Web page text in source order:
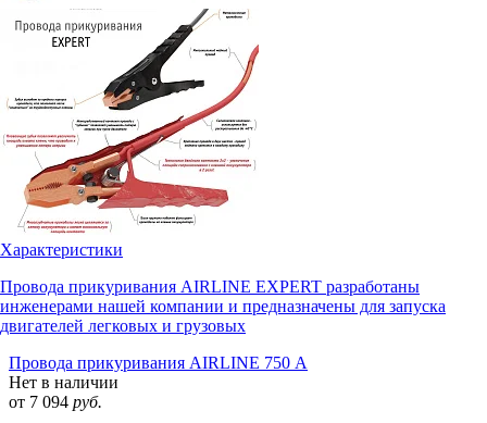
Характеристики
Провода прикуривания AIRLINE EXPERT разработаны
инженерами нашей компании и предназначены для запуска
двигателей легковых и грузовых
Провода прикуривания AIRLINE 750 А
Нет в наличии
от 7 094 руб.